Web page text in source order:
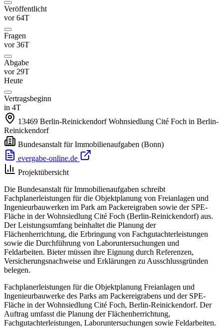
Veröffentlicht
vor 64T
Fragen
vor 36T
Abgabe
vor 29T
Heute
Vertragsbeginn
in 4T
13469 Berlin-Reinickendorf Wohnsiedlung Cité Foch in Berlin-
Reinickendorf
Bundesanstalt für Immobilienaufgaben (Bonn)
evergabe-online.de
Projektübersicht
Die Bundesanstalt für Immobilienaufgaben schreibt
Fachplanerleistungen für die Objektplanung von Freianlagen und
Ingenieurbauwerken im Park am Packereigraben sowie der SPE-
Fläche in der Wohnsiedlung Cité Foch (Berlin-Reinickendorf) aus.
Der Leistungsumfang beinhaltet die Planung der
Flächenherrichtung, die Erbringung von Fachgutachterleistungen
sowie die Durchführung von Laboruntersuchungen und
Feldarbeiten. Bieter müssen ihre Eignung durch Referenzen,
Versicherungsnachweise und Erklärungen zu Ausschlussgründen
belegen.
Fachplanerleistungen für die Objektplanung Freianlagen und
Ingenieurbauwerke des Parks am Packereigrabens und der SPE-
Fläche in der Wohnsiedlung Cité Foch, Berlin-Reinickendorf. Der
Auftrag umfasst die Planung der Flächenherrichtung,
Fachgutachterleistungen, Laboruntersuchungen sowie Feldarbeiten.